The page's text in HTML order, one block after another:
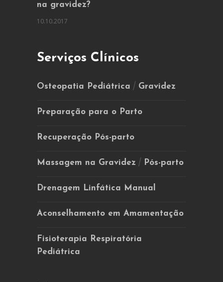
na gravidez?
10.10.2017
Serviços Clínicos
Osteopatia Pediátrica / Gravidez
Preparação para o Parto
Recuperação Pós-parto
Massagem na Gravidez / Pós-parto
Drenagem Linfática Manual
Aconselhamento em Amamentação
Fisioterapia Respiratória
Pediátrica